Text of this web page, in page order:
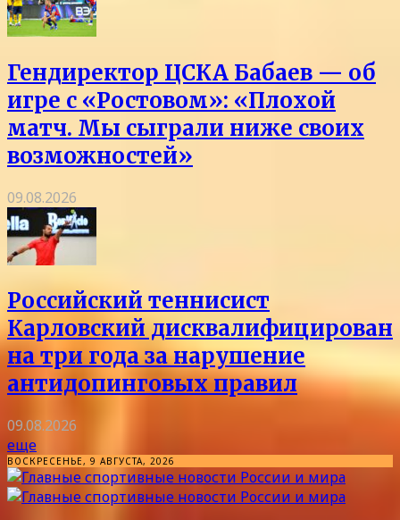
Гендиректор ЦСКА Бабаев — об
игре с «Ростовом»: «Плохой
матч. Мы сыграли ниже своих
возможностей»
09.08.2026
Российский теннисист
Карловский дисквалифицирован
на три года за нарушение
антидопинговых правил
09.08.2026
еще
ВОСКРЕСЕНЬЕ, 9 АВГУСТА, 2026